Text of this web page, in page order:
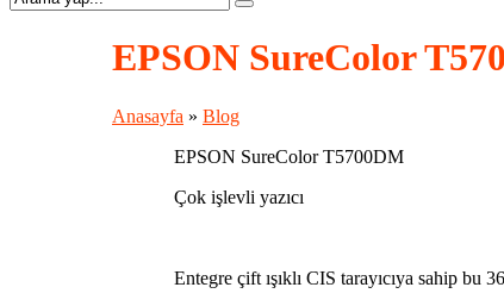
EPSON SureColor
Anasayfa » Blog
EPSON SureColor T5700DM
Çok işlevli yazıcı
Entegre çift ışıklı CIS tarayıcıya sahip bu